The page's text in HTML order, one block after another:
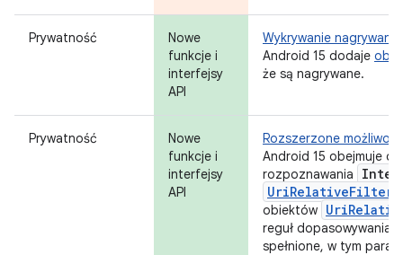
Prywatność
Nowe
funkcje i
interfejsy
API
Wykrywanie
Android 15 dodaje
że są nagrywane.
Prywatność
Nowe
funkcje i
interfejsy
API
Rozszerzone
Android 15 obejmuje
rozpoznawania
obiektów
reguł dopasowywania
spełnione, w tym